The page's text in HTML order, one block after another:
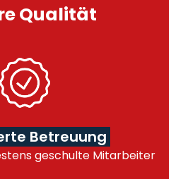
Qualität
Betreuung
geschulte Mitarbeiter